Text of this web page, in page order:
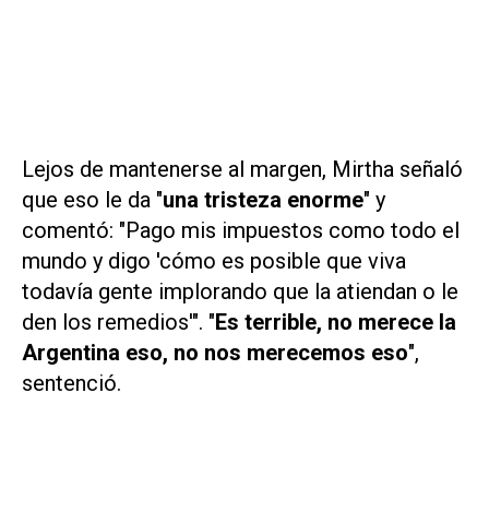
Lejos de mantenerse al margen, Mirtha señaló
que eso le da "una tristeza enorme" y
comentó: "Pago mis impuestos como todo el
mundo y digo 'cómo es posible que viva
todavía gente implorando que la atiendan o le
den los remedios'". "Es terrible, no merece la
Argentina eso, no nos merecemos eso",
sentenció.